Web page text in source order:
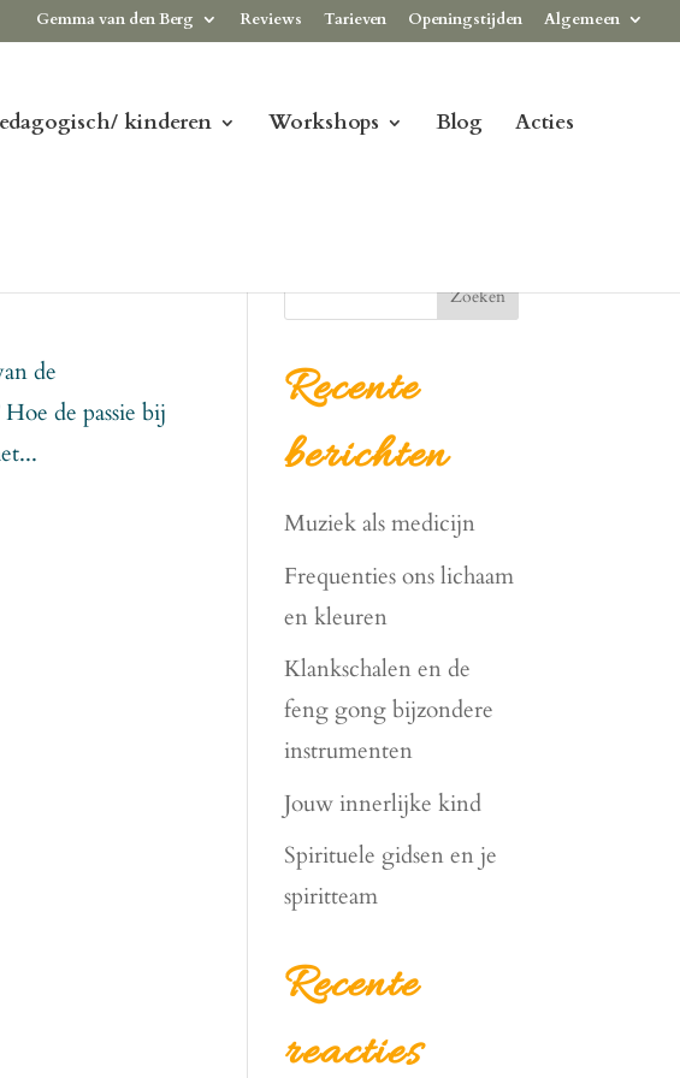
Gemma van den Berg Reviews Tarieven Openingstijden Algemeen
kinderen Workshops Blog Acties
de
de passie bij
Zoeken
Recente
berichten
Muziek als medicijn
Frequenties ons lichaam
en kleuren
Klankschalen en de
feng gong bijzondere
instrumenten
Jouw innerlijke kind
Spirituele gidsen en je
spiritteam
Recente
reacties